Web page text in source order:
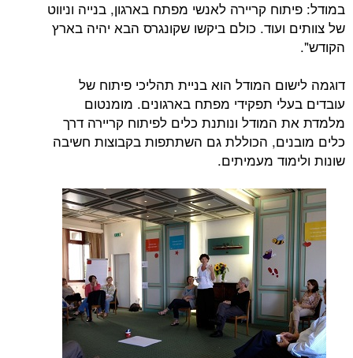
קריירה לאנשי מפתח בארגון, בנייה וניווט
ועוד. כולם ביקשו שקונגרס הבא יהיה בארץ
המודל הוא בניית תהליכי פיתוח של
תפקידי מפתח בארגונים. מומנטום
ונותנת כלים לפיתוח קריירה דרך
הכוללת גם השתתפות בקבוצות חשיבה
מעמיתים.